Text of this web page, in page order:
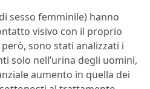
sesso femminile) hanno
visivo con il proprio
sono stati analizzati i
solo nell’urina degli uomini,
aumento in quella dei